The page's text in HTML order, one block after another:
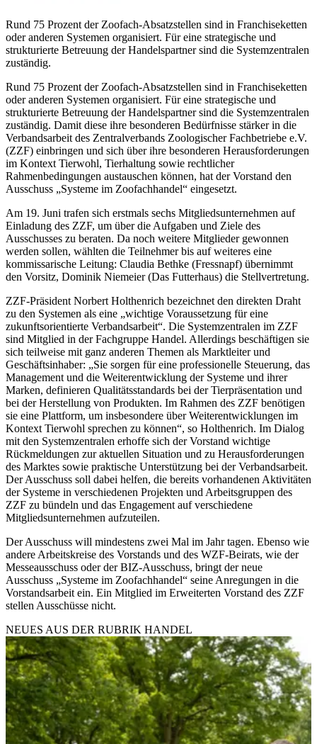
Rund 75 Prozent der Zoofach-Absatzstellen sind in Franchiseketten
oder anderen Systemen organisiert. Für eine strategische und
strukturierte Betreuung der Handelspartner sind die Systemzentralen
zuständig.
Rund 75 Prozent der Zoofach-Absatzstellen sind in Franchiseketten
oder anderen Systemen organisiert. Für eine strategische und
strukturierte Betreuung der Handelspartner sind die Systemzentralen
zuständig. Damit diese ihre besonderen Bedürfnisse stärker in die
Verbandsarbeit des Zentralverbands Zoologischer Fachbetriebe e.V.
(ZZF) einbringen und sich über ihre besonderen Herausforderungen
im Kontext Tierwohl, Tierhaltung sowie rechtlicher
Rahmenbedingungen austauschen können, hat der Vorstand den
Ausschuss „Systeme im Zoofachhandel“ eingesetzt.
Am 19. Juni trafen sich erstmals sechs Mitgliedsunternehmen auf
Einladung des ZZF, um über die Aufgaben und Ziele des
Ausschusses zu beraten. Da noch weitere Mitglieder gewonnen
werden sollen, wählten die Teilnehmer bis auf weiteres eine
kommissarische Leitung: Claudia Bethke (Fressnapf) übernimmt
den Vorsitz, Dominik Niemeier (Das Futterhaus) die Stellvertretung.
ZZF-Präsident Norbert Holthenrich bezeichnet den direkten Draht
zu den Systemen als eine „wichtige Voraussetzung für eine
zukunftsorientierte Verbandsarbeit“. Die Systemzentralen im ZZF
sind Mitglied in der Fachgruppe Handel. Allerdings beschäftigen sie
sich teilweise mit ganz anderen Themen als Marktleiter und
Geschäftsinhaber: „Sie sorgen für eine professionelle Steuerung, das
Management und die Weiterentwicklung der Systeme und ihrer
Marken, definieren Qualitätsstandards bei der Tierpräsentation und
bei der Herstellung von Produkten. Im Rahmen des ZZF benötigen
sie eine Plattform, um insbesondere über Weiterentwicklungen im
Kontext Tierwohl sprechen zu können“, so Holthenrich. Im Dialog
mit den Systemzentralen erhoffe sich der Vorstand wichtige
Rückmeldungen zur aktuellen Situation und zu Herausforderungen
des Marktes sowie praktische Unterstützung bei der Verbandsarbeit.
Der Ausschuss soll dabei helfen, die bereits vorhandenen Aktivitäten
der Systeme in verschiedenen Projekten und Arbeitsgruppen des
ZZF zu bündeln und das Engagement auf verschiedene
Mitgliedsunternehmen aufzuteilen.
Der Ausschuss will mindestens zwei Mal im Jahr tagen. Ebenso wie
andere Arbeitskreise des Vorstands und des WZF-Beirats, wie der
Messeausschuss oder der BIZ-Ausschuss, bringt der neue
Ausschuss „Systeme im Zoofachhandel“ seine Anregungen in die
Vorstandsarbeit ein. Ein Mitglied im Erweiterten Vorstand des ZZF
stellen Ausschüsse nicht.
NEUES AUS DER RUBRIK HANDEL